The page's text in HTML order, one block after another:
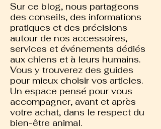
Sur ce blog, nous partageons
des conseils, des informations
pratiques et des précisions
autour de nos accessoires,
services et événements dédiés
aux chiens et à leurs humains.
Vous y trouverez des guides
pour mieux choisir vos articles.
Un espace pensé pour vous
accompagner, avant et après
votre achat, dans le respect du
bien-être animal.